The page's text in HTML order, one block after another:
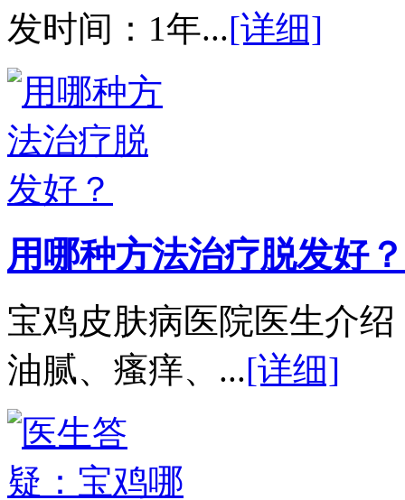
发时间：1年...[详细]
用哪种方法治疗脱发好？
宝鸡皮肤病医院医生介
油腻、瘙痒、...[详细]